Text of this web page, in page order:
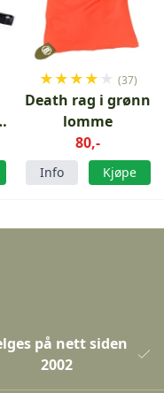
★★★★ ★ (37)
Death rag i grønn
lomme
80,-
Info Kjøpe
på nett siden
2002